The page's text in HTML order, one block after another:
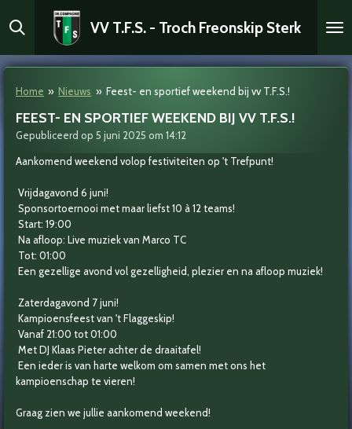
direct
de
VV T.F.S. - Troch Freonskip Sterk
Home » Nieuws » Feest- en sportief weekend bij vv T.F.S.!
FEEST- EN SPORTIEF WEEKEND BIJ VV T.F.S.!
Gepubliceerd op 5 juni 2025 om 14:12
Aankomend weekend volop festiviteiten op 't Trefpunt!
Vrijdagavond 6 juni!
Sponsortoernooi met maar liefst 10 à 12 teams!
Start: 19:00
Na afloop: Live muziek van Marco TC
Tot: 01:00
Een gezellige avond vol gezelligheid, plezier en na afloop muziek!
Zaterdagavond 7 juni!
Kampioensfeest van 't Flaggeskip!
Vanaf 21:00 tot 01:00
Met DJ Klaas Pieter achter de draaitafel!
Een ieder is van harte welkom om samen met ons het
kampioenschap te vieren!
Graag zien we jullie aankomend weekend!